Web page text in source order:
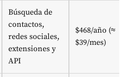
Búsqueda de
contactos,
redes sociales,
extensiones y
API
$468/año (≈
$39/mes)